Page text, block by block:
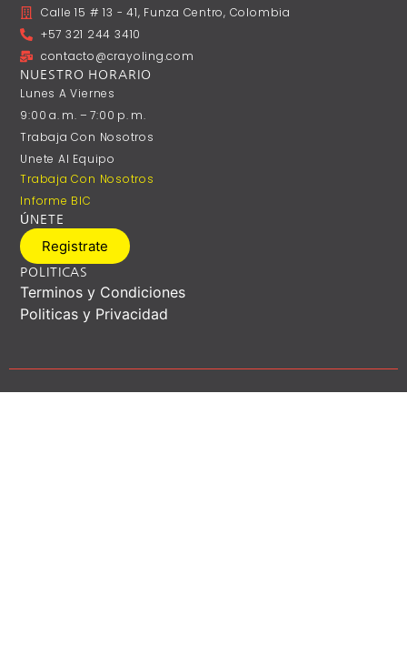
Calle 15 # 13 - 41, Funza Centro, Colombia
+57 321 244 3410
contacto@crayoling.com
NUESTRO HORARIO
Lunes A ‎Viernes
9:00 A. M. – 7:00 P. M.
Trabaja Con Nosotros
Unete Al Equipo
Trabaja Con Nosotros
Informe BIC
ÚNETE
Registrate
POLITICAS
Terminos y Condiciones
Politicas y Privacidad